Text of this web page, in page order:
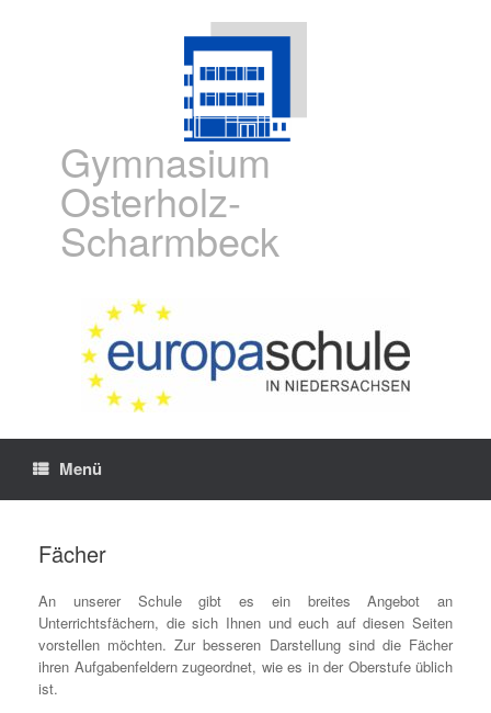
Gymnasium
Osterholz-
Scharmbeck
Menü
Fächer
An unserer Schule gibt es ein breites Angebot an
Unterrichtsfächern, die sich Ihnen und euch auf diesen Seiten
vorstellen möchten. Zur besseren Darstellung sind die Fächer
ihren Aufgabenfeldern zugeordnet, wie es in der Oberstufe üblich
ist.